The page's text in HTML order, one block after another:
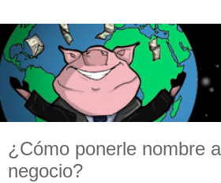
¿Cómo ponerle nombre
negocio?